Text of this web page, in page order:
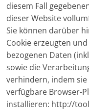
diesem Fall
dieser Website
Sie können darüber
Cookie erzeugten
bezogenen Daten
sowie die
verhindern, indem
verfügbare Browser-
installieren: http://